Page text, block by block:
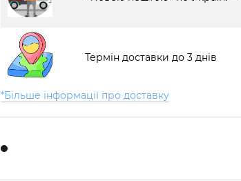
Термін доставки до 3 днів
*Більше інформації про доставку